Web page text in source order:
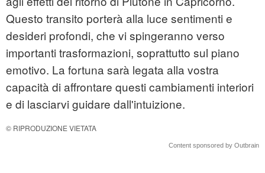
Questo transito porterà alla luce sentimenti e
desideri profondi, che vi spingeranno verso
importanti trasformazioni, soprattutto sul piano
emotivo. La fortuna sarà legata alla vostra
capacità di affrontare questi cambiamenti interiori
e di lasciarvi guidare dall'intuizione.
© RIPRODUZIONE VIETATA
Content sponsored by Outbrain